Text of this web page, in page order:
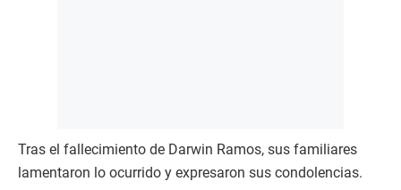
Tras el fallecimiento de Darwin Ramos, sus familiares
lamentaron lo ocurrido y expresaron sus condolencias.